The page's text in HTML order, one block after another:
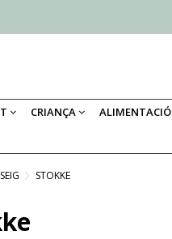
CRIANÇA ALIMENTACIÓ
STOKKE